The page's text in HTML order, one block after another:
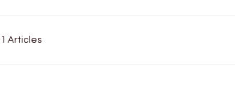
Articles